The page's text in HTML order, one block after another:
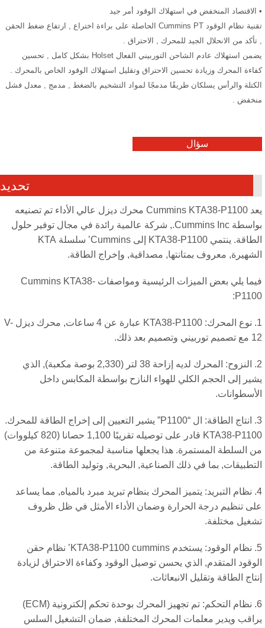
المنخفض في استهلاك الوقود أمر جيد
تقنية نظام الوقود Cummins PT الحاصلة على براءة اختراع , ارتفاع ضغط الحقن
من الانحلال الجيد للمحرك , الاحتراق .
يضمن استهلاك عادم الشاحن التوربيني الفعال Holset بشكل كامل , تحسين
المحرك وزيادة تحسين الاحتراق وتقليل استهلاك الوقود الخاص بالمحرك .
والرأس يسلكان طريقًا مدمجًا لمواد التشحيم بالضغط , مدمج , معدل فشل
.
سؤال
تحديد
يعد Cummins KTA38-P1100 محرك ديزل عالي الأداء تم تصنيعه
بواسطة Cummins Inc., شركة عالمية رائدة في مجال توفير حلول
الطاقة. ينتمي KTA38-P1100 إلى Cummins’ سلسلة KTA
معروف بمتانتها, مصداقية, وإخراج الطاقة.
فيما يلي بعض الميزات الرئيسية ومواصفات Cummins KTA38-
1. نوع المحرك: KTA38-P1100 عبارة عن 4 ساعات, محرك ديزل V-
بعد ذلك.
2. النزوح: المحرك لديه إزاحة 38 لتر (2,330 بوصة مكعبة), الذي
إلى الحجم الكلي للهواء النازح بواسطة المكابس داخل
3. انتاج الطاقة: ال “P1100” يشير التعيين إلى إخراج الطاقة للمحرك.
KTA38-P1100 قادر على توصيله تقريبًا 1,100 حصانا (820 كيلووات)
السلطة المستمرة. هذا يجعلها مناسبة لمجموعة متنوعة من
بما في ذلك الصناعية, البحرية, وتوليد الطاقة.
4. نظام التبريد: يتميز المحرك بنظام تبريد مبرد بالمياه, مما يساعد
تنظيم درجة الحرارة وضمان الأداء الأمثل في ظل ظروف
مختلفة.
5. نظام الوقود: يستخدم KTA38-P1100 cummins’ نظام حقن
المتقدم, الذي يحسن توصيل الوقود وكفاءة الاحتراق لزيادة
الطاقة وتقليل الانبعاثات.
6. نظام التحكم: تم تجهيز المحرك بوحدة تحكم إلكترونية (ECM)
ويدير معلمات المحرك المختلفة, ضمان التشغيل السلس